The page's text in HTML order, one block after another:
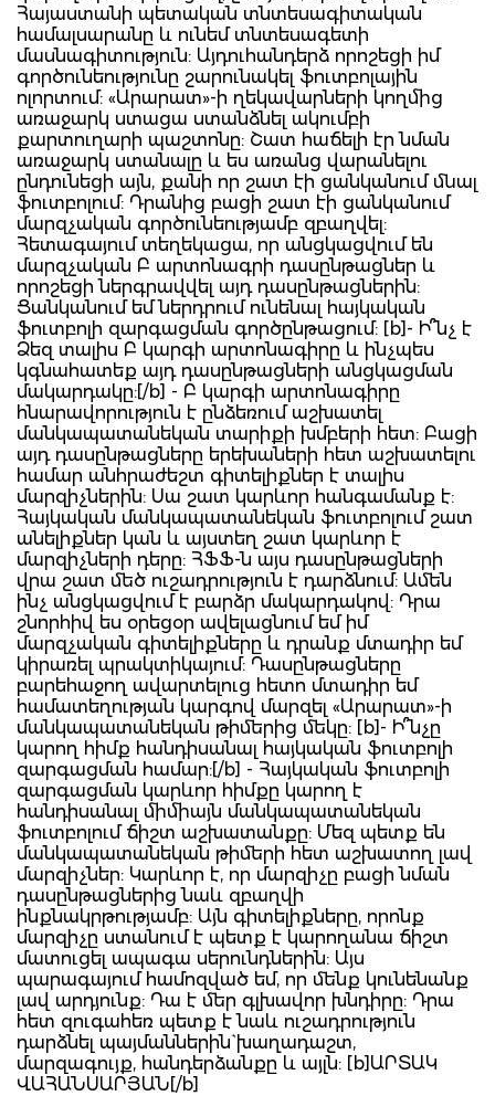
Հայաստանի պետական տնտեսագիտական
համալսարանը և ունեմ տնտեսագետի
մասնագիտություն: Այդուհանդերձ որոշեցի իմ
գործունեությունը շարունակել ֆուտբոլային
ոլորտում: «Արարատ»-ի ղեկավարների կողմից
առաջարկ ստացա ստանձնել ակումբի
քարտուղարի պաշտոնը: Շատ հաճելի էր նման
առաջարկ ստանալը և ես առանց վարանելու
ընդունեցի այն, քանի որ շատ էի ցանկանում մնալ
ֆուտբոլում: Դրանից բացի շատ էի ցանկանում
մարզչական գործունեությամբ զբաղվել:
Հետագայում տեղեկացա, որ անցկացվում են
մարզչական Բ արտոնագրի դասընթացներ և
որոշեցի ներգրավվել այդ դասընթացներին:
Ցանկանում եմ ներդրում ունենալ հայկական
ֆուտբոլի զարգացման գործընթացում: [b]- Ի՞նչ է
Ձեզ տալիս Բ կարգի արտոնագիրը և ինչպես
կգնահատեք այդ դասընթացների անցկացման
մակարդակը:[/b] - Բ կարգի արտոնագիրը
հնարավորություն է ընձեռում աշխատել
մանկապատանեկան տարիքի խմբերի հետ: Բացի
այդ դասընթացները երեխաների հետ աշխատելու
համար անհրաժեշտ գիտելիքներ է տալիս
մարզիչներին: Սա շատ կարևոր հանգամանք է:
Հայկական մանկապատանեկան ֆուտբոլում շատ
անելիքներ կան և այստեղ շատ կարևոր է
մարզիչների դերը: ՀՖՖ-ն այս դասընթացների
վրա շատ մեծ ուշադրություն է դարձնում: Ամեն
ինչ անցկացվում է բարձր մակարդակով: Դրա
շնորհիվ ես օրեցօր ավելացնում եմ իմ
մարզչական գիտելիքները և դրանք մտադիր եմ
կիրառել պրակտիկայում: Դասընթացները
բարեհաջող ավարտելուց հետո մտադիր եմ
համատեղության կարգով մարզել «Արարատ»-ի
մանկապատանեկան թիմերից մեկը: [b]- Ի՞նչը
կարող հիմք հանդիսանալ հայկական ֆուտբոլի
զարգացման համար:[/b] - Հայկական ֆուտբոլի
զարգացման կարևոր հիմքը կարող է
հանդիսանալ միմիայն մանկապատանեկան
ֆուտբոլում ճիշտ աշխատանքը: Մեզ պետք են
մանկապատանեկան թիմերի հետ աշխատող լավ
մարզիչներ: Կարևոր է, որ մարզիչը բացի նման
դասընթացներից նաև զբաղվի
ինքնակրթությամբ: Այն գիտելիքները, որոնք
մարզիչը ստանում է պետք է կարողանա ճիշտ
մատուցել ապագա սերունդներին: Այս
պարագայում համոզված եմ, որ մենք կունենանք
լավ արդյունք: Դա է մեր գլխավոր խնդիրը: Դրա
հետ զուգահեռ պետք է նաև ուշադրություն
դարձնել պայմաններին` խաղադաշտ,
մարզագույք, հանդերձանքը և այլն: [b]ԱՐՏԱԿ
ՎԱՀԱՆՍԱՐՅԱՆ[/b]